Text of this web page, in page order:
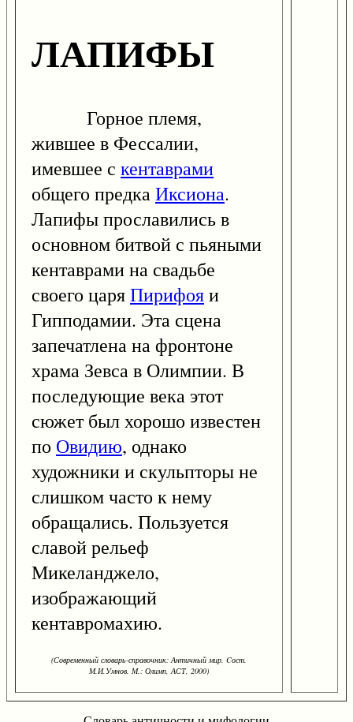
ЛАПИФЫ
Горное племя,
жившее в Фессалии,
имевшее с кентаврами
общего предкаИксиона.
Лапифы прославились в
основном битвой с пьяными
кентаврами на свадьбе
своего царяПирифояи
Гипподамии. Эта сцена
запечатлена на фронтоне
храма Зевса в Олимпии. В
последующие века этот
сюжет был хорошо известен
по Овидию, однако
художники и скульпторы не
слишком часто к нему
обращались. Пользуется
славой рельеф
Микеланджело,
изображающий
кентавромахию.
(Современный словарь-справочник: Античный мир. Cост.
М.И.Умнов. М.: Олимп, АСТ, 2000)